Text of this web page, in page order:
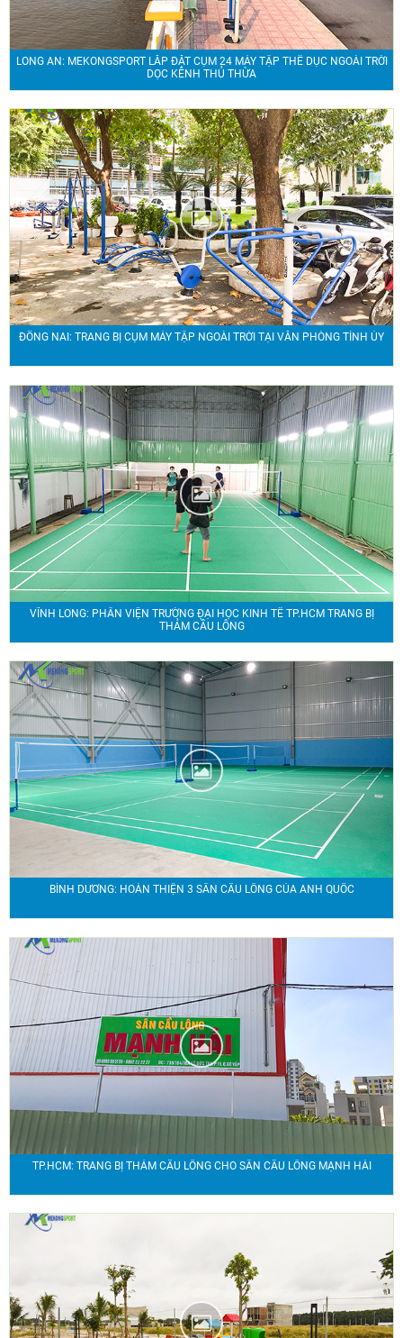
LONG AN: MEKONGSPORT LẮP ĐẶT CỤM 24 MÁY TẬP THỂ DỤC NGOÀI TRỜI
DỌC KÊNH THỦ THỪA
ĐỒNG NAI: TRANG BỊ CỤM MÁY TẬP NGOÀI TRỜI TẠI VĂN PHÒNG TỈNH ỦY
VĨNH LONG: PHÂN VIỆN TRƯỜNG ĐẠI HỌC KINH TẾ TP.HCM TRANG BỊ
THẢM CẦU LÔNG
BÌNH DƯƠNG: HOÀN THIỆN 3 SÂN CẦU LÔNG CỦA ANH QUỐC
TP.HCM: TRANG BỊ THẢM CẦU LÔNG CHO SÂN CẦU LÔNG MẠNH HẢI